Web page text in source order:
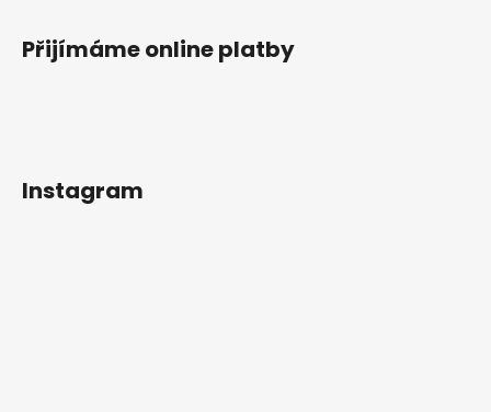
Přijímáme online platby
Instagram